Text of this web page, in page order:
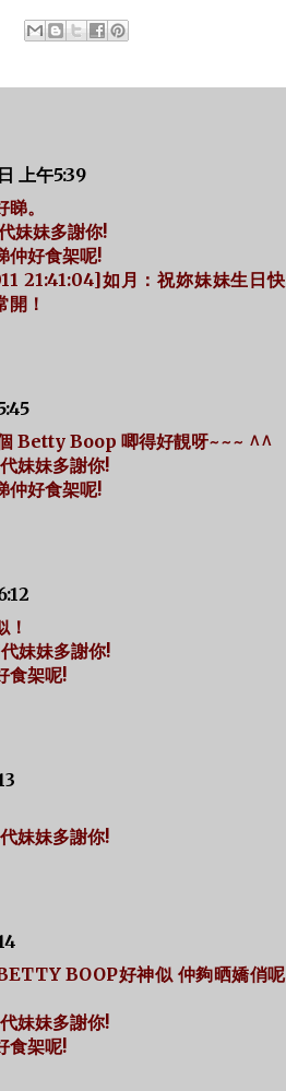
上午5:39
。
妹妹多謝你!
仲好食架呢!
21:41:04]如月：祝妳妹妹生日快
！
個 Betty Boop 唧得好靚呀~~~ ^^
妹妹多謝你!
仲好食架呢!
妹妹多謝你!
食架呢!
妹妹多謝你!
BOOP好神似 仲夠晒嬌俏呢
妹妹多謝你!
食架呢!